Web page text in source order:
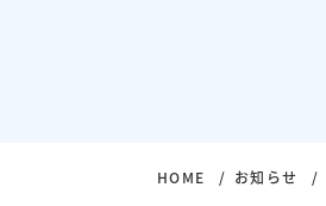
HOME お知らせ